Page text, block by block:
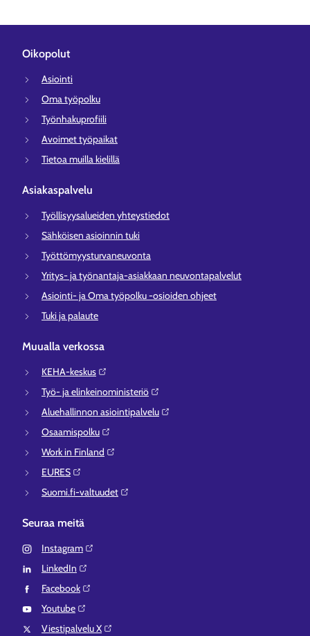
Oikopolut
Asiointi
Oma työpolku
Työnhakuprofiili
Avoimet työpaikat
Tietoa muilla kielillä
Asiakaspalvelu
Työllisyysalueiden yhteystiedot
Sähköisen asioinnin tuki
Työttömyysturvaneuvonta
Yritys- ja työnantaja-asiakkaan neuvontapalvelut
Asiointi- ja Oma työpolku -osioiden ohjeet
Tuki ja palaute
Muualla verkossa
KEHA-keskus⁠
Työ- ja elinkeinoministeriö⁠
Aluehallinnon asiointipalvelu⁠
Osaamispolku⁠
Work in Finland⁠
EURES⁠
Suomi.fi-valtuudet⁠
Seuraa meitä
Instagram⁠
LinkedIn⁠
Facebook⁠
Youtube⁠
Viestipalvelu X⁠